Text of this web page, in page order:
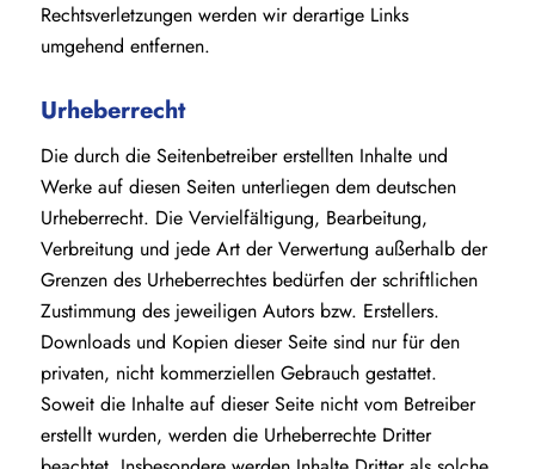
Rechtsverletzungen werden wir derartige Links
umgehend entfernen.
Urheberrecht
Die durch die Seitenbetreiber erstellten Inhalte und
Werke auf diesen Seiten unterliegen dem deutschen
Urheberrecht. Die Vervielfältigung, Bearbeitung,
Verbreitung und jede Art der Verwertung außerhalb der
Grenzen des Urheberrechtes bedürfen der schriftlichen
Zustimmung des jeweiligen Autors bzw. Erstellers.
Downloads und Kopien dieser Seite sind nur für den
privaten, nicht kommerziellen Gebrauch gestattet.
Soweit die Inhalte auf dieser Seite nicht vom Betreiber
erstellt wurden, werden die Urheberrechte Dritter